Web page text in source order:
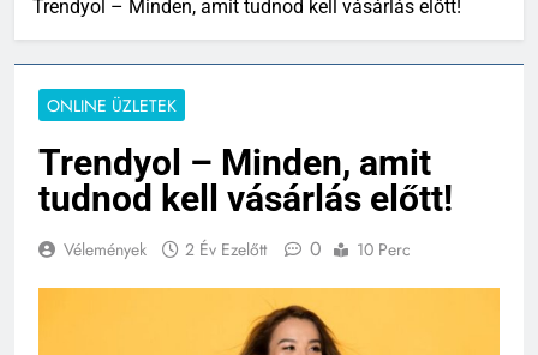
Trendyol – Minden, amit tudnod kell vásárlás előtt!
ONLINE ÜZLETEK
Trendyol – Minden, amit
tudnod kell vásárlás előtt!
Vélemények 2 Év Ezelőtt 0 10 Perc